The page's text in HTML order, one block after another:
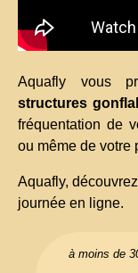
Aquafly vous
structures
fréquentation de
ou même de votre
Aquafly,
journée en ligne.
à moins de